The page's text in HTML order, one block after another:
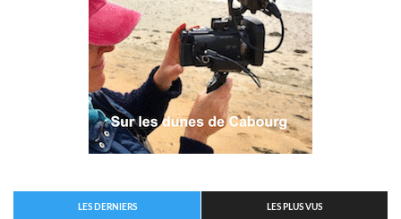
LES DERNIERS LES PLUS VUS